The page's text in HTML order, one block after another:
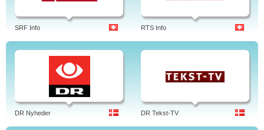
SRF Info RTS Info
DR Nyheder DR Tekst-TV